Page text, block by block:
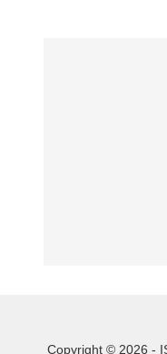
Copyright © 2026 -